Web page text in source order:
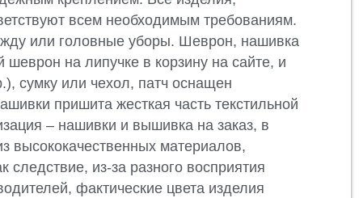
всем необходимым требованиям.
или головные уборы. Шеврон, нашивка
шеврон на липучке в корзину на сайте, и
сумку или чехол, патч оснащен
пришита жесткая часть текстильной
– нашивки и вышивка на заказ, в
высококачественных материалов,
следствие, из-за разного восприятия
фактические цвета изделия